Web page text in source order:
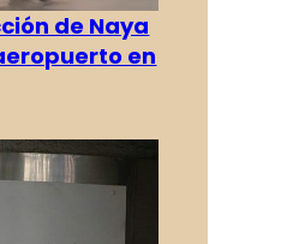
de Naya
en